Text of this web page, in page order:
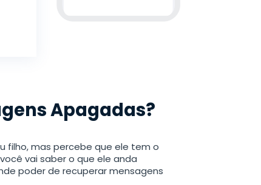
Apagadas?
filho, mas percebe que ele tem o
vai saber o que ele anda
poder de recuperar mensagens